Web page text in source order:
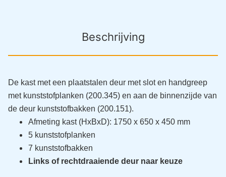
Beschrijving
De kast met een plaatstalen deur met slot en handgreep
met kunststofplanken (200.345) en aan de binnenzijde van
de deur kunststofbakken (200.151).
Afmeting kast (HxBxD): 1750 x 650 x 450 mm
5 kunststofplanken
7 kunststofbakken
Links of rechtdraaiende deur naar keuze